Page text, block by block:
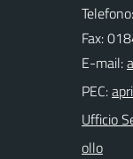
Telefono:
Fax:
E-mail:
PEC:
Ufficio
ollo